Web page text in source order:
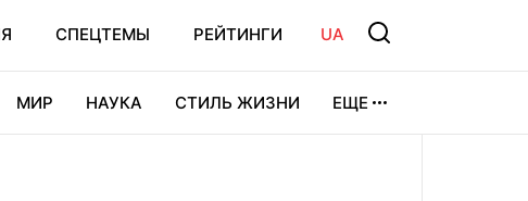
СПЕЦТЕМЫ РЕЙТИНГИ UA
МИР НАУКА СТИЛЬ ЖИЗНИ ЕЩЕ